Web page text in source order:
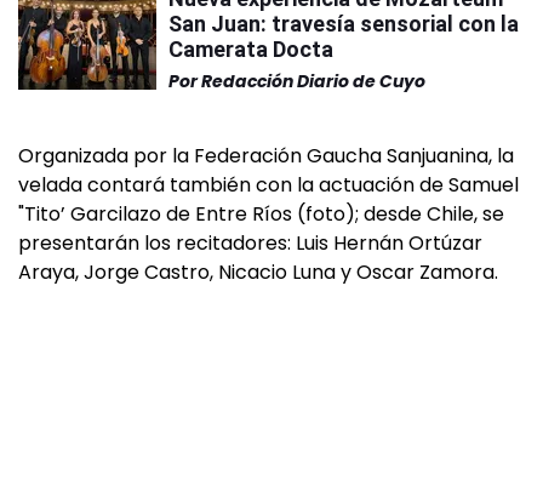
San Juan: travesía sensorial con la
Camerata Docta
PorRedacción Diario de Cuyo
Organizada por la Federación Gaucha Sanjuanina, la
velada contará también con la actuación de Samuel
"Tito’ Garcilazo de Entre Ríos (foto); desde Chile, se
presentarán los recitadores: Luis Hernán Ortúzar
Araya, Jorge Castro, Nicacio Luna y Oscar Zamora.